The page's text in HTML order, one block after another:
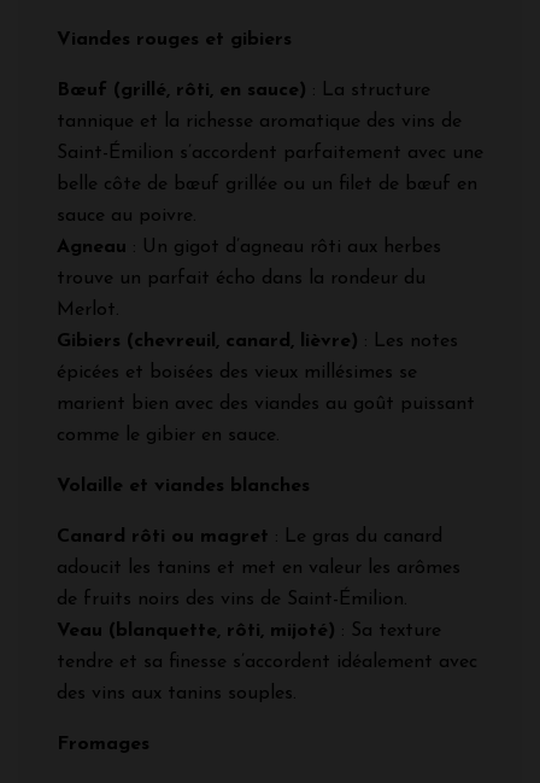
Viandes rouges et gibiers
Bœuf (grillé, rôti, en sauce) : La structure
tannique et la richesse aromatique des vins de
Saint-Émilion s’accordent parfaitement avec une
belle côte de bœuf grillée ou un filet de bœuf en
sauce au poivre.
Agneau : Un gigot d’agneau rôti aux herbes
trouve un parfait écho dans la rondeur du
Merlot.
Gibiers (chevreuil, canard, lièvre) : Les notes
épicées et boisées des vieux millésimes se
marient bien avec des viandes au goût puissant
comme le gibier en sauce.
Volaille et viandes blanches
Canard rôti ou magret : Le gras du canard
adoucit les tanins et met en valeur les arômes
de fruits noirs des vins de Saint-Émilion.
Veau (blanquette, rôti, mijoté) : Sa texture
tendre et sa finesse s’accordent idéalement avec
des vins aux tanins souples.
Fromages